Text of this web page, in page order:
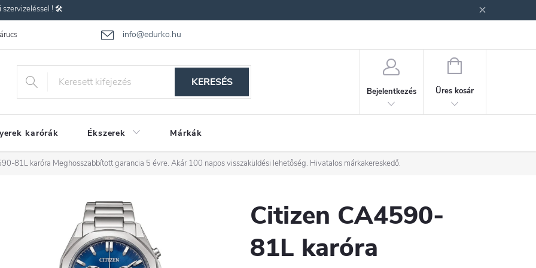
szervizeléssel ! 🛠️
info@edurko.hu
Gyakran ismételt kérdések
KERESÉS
Bejelentkezés
KOSÁR
Üres kosár
karórák Ékszerek Márkák
81L karóra Meghosszabbított garancia 5 évre. Akár 100 napos visszaküldési lehetőség. Hivatalos márkakereskedő.
Citizen CA4590-
81L karóra